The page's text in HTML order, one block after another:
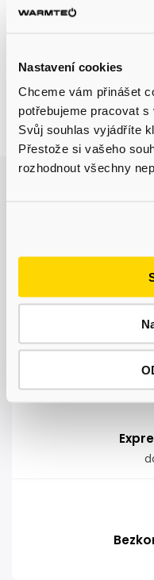
Nastavení cookies
Chceme vám přinášet
potřebujeme pracovat
Svůj souhlas vyjádříte
Přestože si vašeho
rozhodnout všechny
Zeptat se Sdílet
nadměrných